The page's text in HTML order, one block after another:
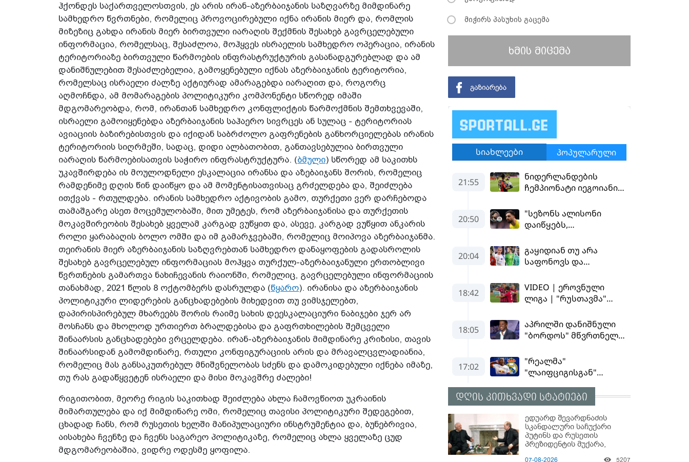
ჰქონდეს საქართველოსთვის, ეს არის ირან-აზერბაიჯანის საზღვარზე მიმდინარე
სამხედრო წვრთნები, რომელიც პროვოცირებული იქნა ირანის მიერ და, რომლის
მიზეზიც გახდა ირანის მიერ ბირთვული იარაღის შექმნის შესახებ გავრცელებული
ინფორმაცია, რომელსაც, შესაძლოა, მოჰყვეს ისრაელის სამხედრო ოპერაცია, ირანის
ტერიტორიაზე ბირთვული წარმოების ინფრასტრუქტურის გასანადგურებლად და ამ
დანიშნულებით შესაძლებელია, გამოყენებული იქნას აზერბაიჯანის ტერიტორია,
რომელსაც ისრაელი ძალზე აქტიურად ამარაგებდა იარაღით და, როგორც
აღმოჩნდა, ამ მომარაგების პოლიტიკური კომპონენტი სწორედ იმაში
მდგომარეობდა, რომ, ირანთან სამხედრო კონფლიქტის წარმოქმნის შემთხვევაში,
ისრაელი გამოიყენებდა აზერბაიჯანის საჰაერო სივრცეს ან სულაც - ტერიტორიას
ავიაციის ბაზირებისთვის და იქიდან საბრძოლო გაფრენების განხორციელებას ირანის
ტერიტორიის სიღრმეში, სადაც, დიდი ალბათობით, განთავსებულია ბირთვული
იარაღის წარმოებისათვის საჭირო ინფრასტრუქტურა. (ბმული) სწორედ ამ საკითხს
უკავშირდება ის მოულოდნელი ესკალაცია ირანსა და აზებაიჯანს შორის, რომელიც
რამდენიმე დღის წინ დაიწყო და ამ მომენტისათვისაც გრძელდება და, შეიძლება
ითქვას - რთულდება. ირანის სამხედრო აქტივობის გამო, თურქეთი ვერ დარჩებოდა
თამაშგარე ასეთ მოცემულობაში, მით უმეტეს, რომ აზერბაიჯანისა და თურქეთის
მოკავშირეობის შესახებ ყველამ კარგად ვუწყით და, ასევე, კარგად ვუწყით ანკარის
როლი ყარაბაღის ბოლო ომში და იმ გამარჯვებაში, რომელიც მოიპოვა აზერბაიჯანმა.
თეირანის მიერ აზერბაიჯანის საზღვრებთან სამხედრო დანაყოფების გადასროლის
შესახებ გავრცელებულ ინფორმაციას მოჰყვა თურქულ-აზერბაიჯანული ერთობლივი
წვრთნების გამართვა ნახიჩევანის რაიონში, რომელიც, გავრცელებული ინფორმაციის
თანახმად, 2021 წლის 8 ოქტომბერს დასრულდა (წყარო). ირანისა და აზერბაიჯანის
პოლიტიკური ლიდერების განცხადებების მიხედვით თუ ვიმსჯელებთ,
დაპირისპირებულ მხარეებს შორის რაიმე სახის დეესკალაციური ნაბიჯები ჯერ არ
მოსჩანს და მხოლოდ ურთიერთ ბრალდებისა და გაფრთხილების შემცველი
შინაარსის განცხადებები ვრცელდება. ირან-აზერბაიჯანის მიმდინარე კრიზისი, თავის
შინაარსიდან გამომდინარე, რთული კონფიგურაციის არის და მრავალცვლადიანია,
რომელიც მას განსაკუთრებულ მნიშვნელობას სძენს და დამოკიდებული იქნება იმაზე,
თუ რას გადაწყვეტენ ისრაელი და მისი მოკავშრე ძალები!
რიგითობით, მეორე რიგის საკითხად შეიძლება ახლა ჩამოვწიოთ უკრაინის
მიმართულება და იქ მიმდინარე ომი, რომელიც თავისი პოლიტიკური შედეგებით,
ცხადად ჩანს, რომ რუსეთის ხელში მანიპულაციური ინსტრუმენტია და, ბუნებრივია,
აისახება ჩვენზე და ჩვენს საგარეო პოლიტიკაზე, რომელიც ახლა ყველაზე ცუდ
მდგომარეობაშია, ვიდრე ოდესმე ყოფილა.
მიჭირს პასუხის გაცემა
ხმის მიცემა
დღის კითხვადი სტატიები
ედუარდ შევარდნაძის
სკანდალური საჩუქარი
პუტინს და რუსეთის
პრეზიდენტის მუქარა,
07-08-2026 5207